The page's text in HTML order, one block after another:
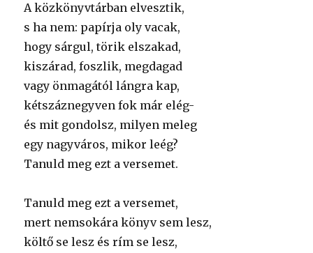
A közkönyvtárban elvesztik,
s ha nem: papírja oly vacak,
hogy sárgul, törik elszakad,
kiszárad, foszlik, megdagad
vagy önmagától lángra kap,
kétszáznegyven fok már elég-
és mit gondolsz, milyen meleg
egy nagyváros, mikor leég?
Tanuld meg ezt a versemet.
Tanuld meg ezt a versemet,
mert nemsokára könyv sem lesz,
költő se lesz és rím se lesz,